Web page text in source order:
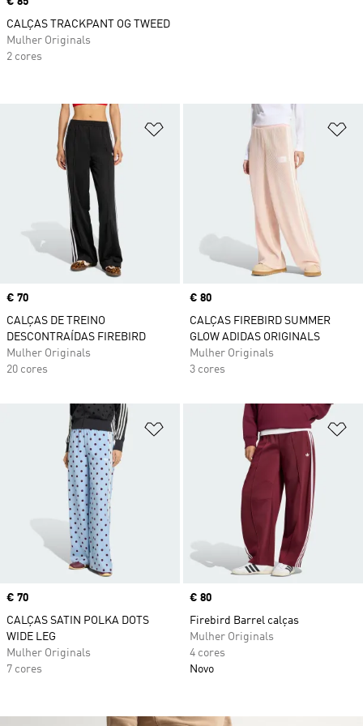
Adicionar à Lista de Desejos
Price
€ 70
CALÇAS DE TREINO
DESCONTRAÍDAS FIREBIRD
Mulher Originals
20 cores
Price
€ 80
CALÇAS FIREBIRD SUMMER
GLOW ADIDAS ORIGINALS
Mulher Originals
3 cores
Adicionar à Lista de Desejos
Price
€ 70
CALÇAS SATIN POLKA DOTS
WIDE LEG
Mulher Originals
7 cores
Price
€ 80
Firebird Barrel calças
Mulher Originals
4 cores
Novo
CALÇAS TRACKPANT OG TWEED
Mulher Originals
2 cores